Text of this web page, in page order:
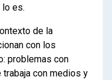
es.
de la
con los
problemas con
con medios y